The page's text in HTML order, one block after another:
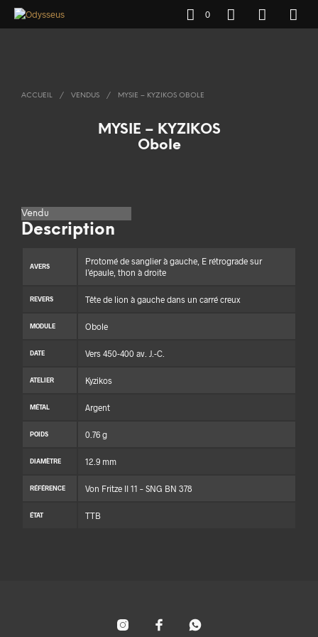
0
ACCUEIL / VENDUS / MYSIE – KYZIKOS OBOLE
MYSIE – KYZIKOS
Obole
Vendu
Description
AVERS
Protomé de sanglier à gauche, E rétrograde sur
l’épaule, thon à droite
REVERS Tête de lion à gauche dans un carré creux
MODULE Obole
DATE Vers 450-400 av. J.-C.
ATELIER Kyzikos
MÉTAL Argent
POIDS 0.76 g
DIAMÈTRE 12.9 mm
RÉFÉRENCE Von Fritze II 11 – SNG BN 378
ÉTAT TTB